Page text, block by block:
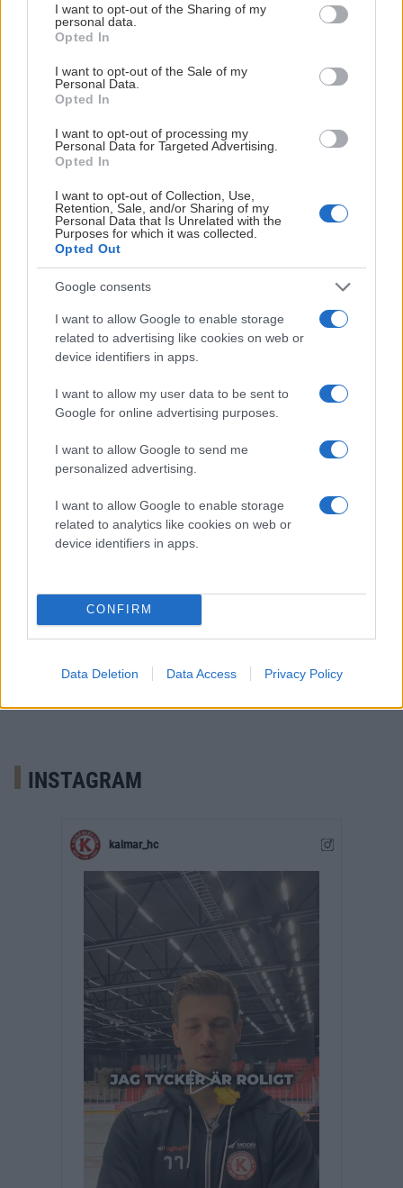
not limited to your visit or usage behaviour. You may click to
grant or deny consent to Google and its third-party tags to
use your data for below specified purposes in below Google
consent section.
I want to opt-out of the Sharing of my
personal data.
Opted In
I want to opt-out of the Sale of my
Personal Data.
Opted In
I want to opt-out of processing my
Personal Data for Targeted Advertising.
Opted In
I want to opt-out of Collection, Use,
Retention, Sale, and/or Sharing of my
Personal Data that Is Unrelated with the
Purposes for which it was collected.
Opted Out
Google consents
I want to allow Google to enable storage
related to advertising like cookies on web or
device identifiers in apps.
I want to allow my user data to be sent to
Google for online advertising purposes.
I want to allow Google to send me
personalized advertising.
I want to allow Google to enable storage
related to analytics like cookies on web or
device identifiers in apps.
CONFIRM
Data Deletion Data Access Privacy Policy
TRE KRONOR HOCKEYSKOLA
FLICKOR
INSTAGRAM
kalmar_hc